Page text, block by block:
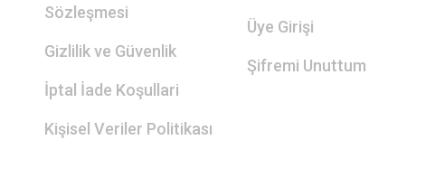
Sözleşmesi
Gizlilik ve Güvenlik
İptal İade Koşullari
Kişisel Veriler Politikası
Üye Girişi
Şifremi Unuttum